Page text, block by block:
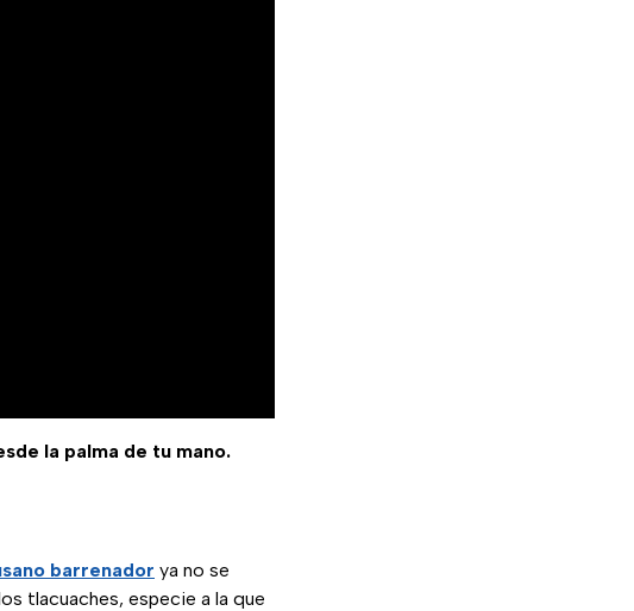
la palma de tu mano.
barrenador ya no se
tlacuaches, especie a la que